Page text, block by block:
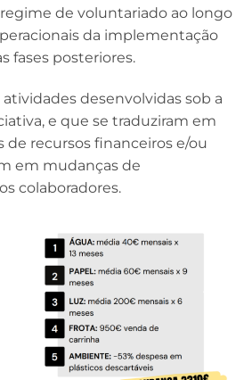
de voluntariado ao longo
da implementação
fases posteriores.
desenvolvidas sob a
e que se traduziram em
de recursos financeiros e/ou
em mudanças de
colaboradores.